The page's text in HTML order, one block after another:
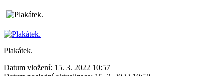
Plakátek.
Datum vložení: 15. 3. 2022 10:57